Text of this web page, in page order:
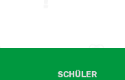
SCHÜLER